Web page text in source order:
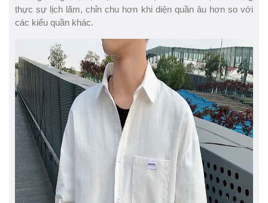
thực sự lịch lãm, chỉn chu hơn khi diện quần âu hơn so với
các kiểu quần khác.